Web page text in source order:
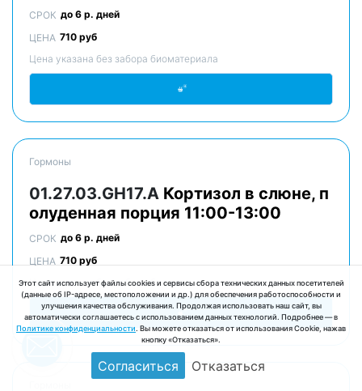
Этот сайт использует файлы cookies и сервисы сбора технических данных посетителей
(данные об IP-адресе, местоположении и др.) для обеспечения работоспособности и
улучшения качества обслуживания. Продолжая использовать наш сайт, вы
автоматически соглашаетесь с использованием данных технологий. Подробнее — в
Политике конфиденциальности. Вы можете отказаться от использования Cookie, нажав
кнопку «Отказаться».
Согласиться Отказаться
СРОК до 6 р. дней
ЦЕНА 710 руб
Цена указана без забора биоматериала
Гормоны
01.27.03.GH17.A Кортизол в слюне, п
олуденная порция 11:00-13:00
СРОК до 6 р. дней
ЦЕНА 710 руб
Цена указана без забора биоматериала